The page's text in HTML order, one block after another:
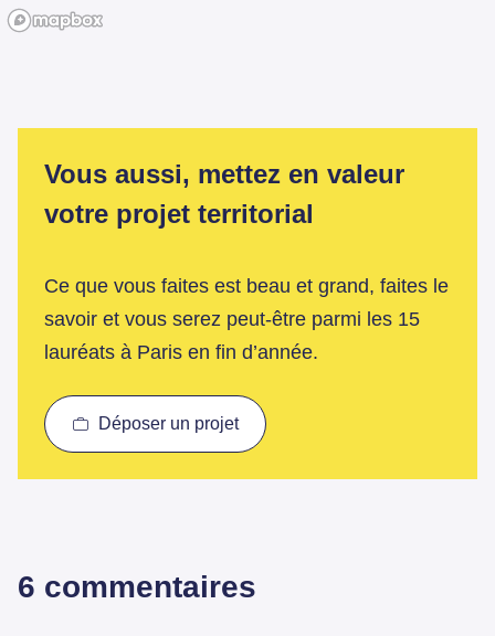
Vous aussi, mettez en valeur
votre projet territorial
Ce que vous faites est beau et grand, faites le
savoir et vous serez peut-être parmi les 15
lauréats à Paris en fin d’année.
Déposer un projet
6 commentaires